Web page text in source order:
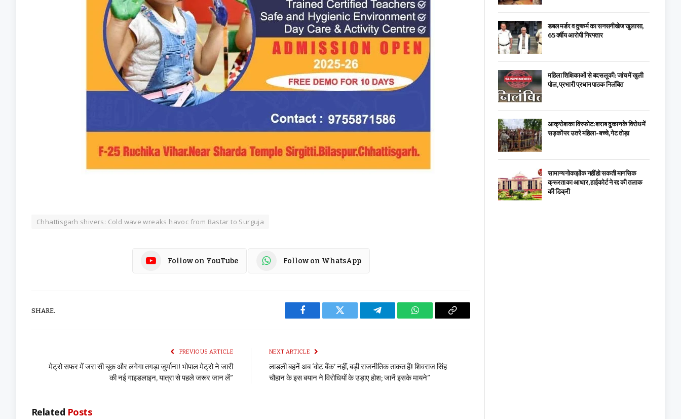
Chhattisgarh shivers: Cold wave wreaks havoc from Bastar to Surguja
Follow on YouTube Follow on WhatsApp
SHARE.
Facebook Twitter Telegram WhatsAppCopy
PREVIOUS ARTICLE
मेट्रो सफर में जरा सी चूक और लगेगा तगड़ा जुर्माना! भोपाल मेट्रो ने जारी
की नई गाइडलाइन, यात्रा से पहले जरूर जान लें”
NEXT ARTICLE
लाडली बहनें अब ‘वोट बैंक’ नहीं, बड़ी राजनीतिक ताकत हैं! शिवराज सिंह
चौहान के इस बयान ने विरोधियों के उड़ाए होश; जानें इसके मायने”
Related Posts
डबल मर्डर व दुष्कर्म का सनसनीखेज खुलासा,
65 वर्षीय आरोपी गिरफ्तार
महिला शिक्षिकाओं से बदसलूकी: जांच में खुली
पोल, प्रभारी प्रधान पाठक निलंबित
आक्रोश का विस्फोट: शराब दुकान के विरोध में
सड़कों पर उतरे महिला-बच्चे, गेट तोड़ा
सामान्य नोकझोंक नहीं हो सकती मानसिक
क्रूरता का आधार, हाईकोर्ट ने रद्द की तलाक
की डिक्री